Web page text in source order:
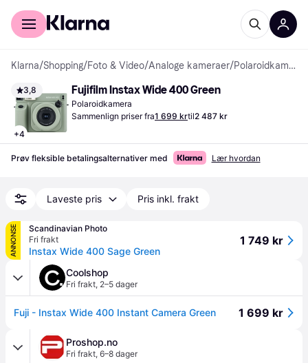
For kunder
Klarna/Shopping/Foto & Video/Analoge kameraer/ Polaroidkameraer
3,8
+4
Fujifilm Instax Wide 400 Green
Polaroidkamera
Sammenlign priser fra1 699 krtil2 487 kr
Prøv fleksible betalingsalternativer med Lær hvordan
Laveste pris Pris inkl. frakt
ANNONSE
Scandinavian Photo
Fri frakt
Instax Wide 400 Sage Green
1 749 kr
Coolshop
Fri frakt, 2–5 dager
Fuji - Instax Wide 400 Instant Camera Green 1 699 kr
Proshop.no
Fri frakt, 6–8 dager